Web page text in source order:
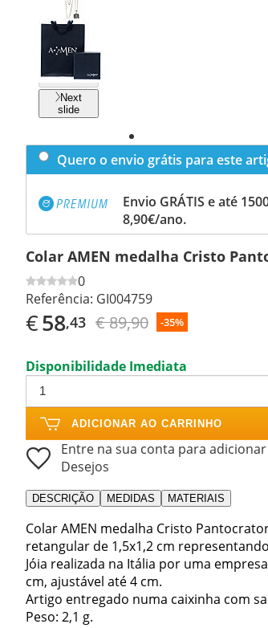
slide
Next
slide
Quero o envio grátis para este
Envio GRÁTIS e até
8,90€/ano.
Colar AMEN medalha Cristo
0
Referência: GI004759
€58,43 € 89,90 -35%
Disponibilidade Imediata
ADICIONAR AO CARRINHO
Entre na sua conta para
Desejos
DESCRIÇÃO MEDIDAS MATERIAIS
Colar AMEN medalha Cristo
retangular de 1,5x1,2 cm
Jóia realizada na Itália por uma
cm, ajustável até 4 cm.
Artigo entregado numa caixinha com
Peso: 2,1 g.